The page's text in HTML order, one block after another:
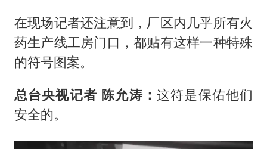
在现场记者还注意到，厂区内几乎所有火
药生产线工房门口，都贴有这样一种特殊
的符号图案。
总台央视记者 陈允涛： 这符是保佑他们
安全的。